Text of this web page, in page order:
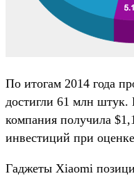
По итогам 2014 года
достигли 61 млн штук.
компания получила
инвестиций при
Гаджеты Xiaomi